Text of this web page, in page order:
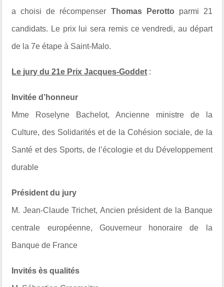
a choisi de récompenser Thomas Perotto parmi 21
candidats. Le prix lui sera remis ce vendredi, au départ
de la 7e étape à Saint-Malo.
Le jury du 21e Prix Jacques-Goddet :
Invitée d’honneur
Mme Roselyne Bachelot, Ancienne ministre de la
Culture, des Solidarités et de la Cohésion sociale, de la
Santé et des Sports, de l’écologie et du Développement
durable
Président du jury
M. Jean-Claude Trichet, Ancien président de la Banque
centrale européenne, Gouverneur honoraire de la
Banque de France
Invités ès qualités